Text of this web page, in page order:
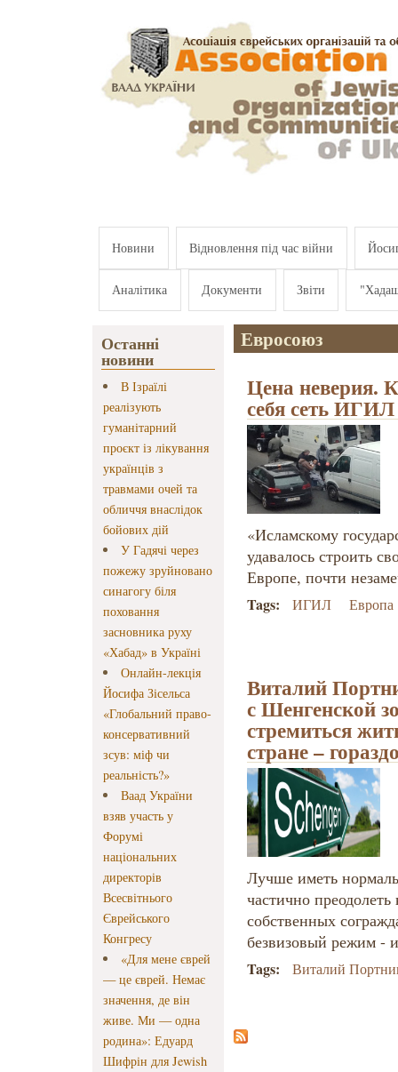
Новини Відновлення під час війни
Аналітика Документи Звіти
Останні
новини
В Ізраїлі
реалізують
гуманітарний
проєкт із лікування
українців з
травмами очей та
обличчя внаслідок
бойових дій
У Гадячі через
пожежу зруйновано
синагогу біля
поховання
засновника руху
«Хабад» в Україні
Онлайн-лекція
Йосифа Зісельса
«Глобальний право-
консервативний
зсув: міф чи
реальність?»
Ваад України
взяв участь у
Форумі
національних
директорів
Всесвітнього
Єврейського
Конгресу
«Для мене єврей
— це єврей. Немає
значення, де він
живе. Ми — одна
родина»: Едуард
Шифрін для Jewish
Евросоюз
Цена неверия.
себя сеть ИГИЛ
«Исламскому
удавалось строить
Европе, почти
Tags: ИГИЛ Европа
Виталий
с Шенгенской
стремиться
стране –
Лучше иметь
частично
собственных
безвизовый режим -
Tags: Виталий